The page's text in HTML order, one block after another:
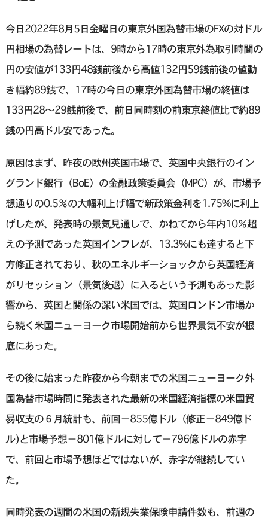
今日2022年8月5日金曜日の東京外国為替市場のFXの対ドル
円相場の為替レートは、9時から17時の東京外為取引時間の
円の安値が133円48銭前後から高値132円59銭前後の値動
き幅約89銭で、17時の今日の東京外国為替市場の終値は
133円28〜29銭前後で、前日同時刻の前東京終値比で約89
銭の円高ドル安であった。
原因はまず、昨夜の欧州英国市場で、英国中央銀行のイン
グランド銀行（BoE）の金融政策委員会（MPC）が、市場予
想通りの0.5％の大幅利上げ幅で新政策金利を1.75%に利上
げしたが、発表時の景気見通しで、かねてから年内10％超
えの予測であった英国インフレが、13.3%にも達すると下
方修正されており、秋のエネルギーショックから英国経済
がリセッション（景気後退）に入るという予測もあった影
響から、英国と関係の深い米国では、英国ロンドン市場か
ら続く米国ニューヨーク市場開始前から世界景気不安が根
底にあった。
その後に始まった昨夜から今朝までの米国ニューヨーク外
国為替市場時間に発表された最新の米国経済指標の米国貿
易収支の６月統計も、前回−855億ドル（修正−849億ド
ル)と市場予想−801億ドルに対して−796億ドルの赤字
で、前回と市場予想ほどではないが、赤字が継続してい
た。
同時発表の週間の米国の新規失業保険申請件数も、前週の